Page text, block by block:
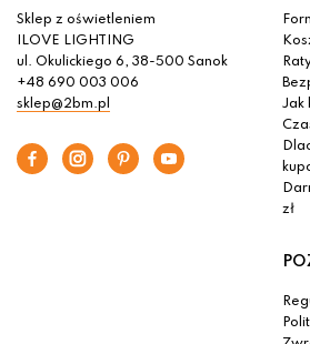
Sklep z oświetleniem
ILOVE LIGHTING
ul. Okulickiego 6, 38-500 Sanok
+48 690 003 006
sklep@2bm.pl
Jak
zł